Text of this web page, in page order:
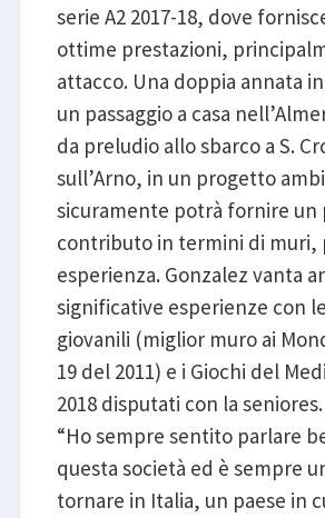
serie A2 2017-18, dove
ottime prestazioni,
attacco. Una doppia annata
un passaggio a casa
da preludio allo sbarco a S.
sull’Arno, in un progetto
sicuramente potrà fornire un
contributo in termini di muri,
esperienza. Gonzalez vanta
significative esperienze con
giovanili (miglior muro ai
19 del 2011) e i Giochi del
2018 disputati con la seniores.
“Ho sempre sentito parlare
questa società ed è sempre
tornare in Italia, un paese in